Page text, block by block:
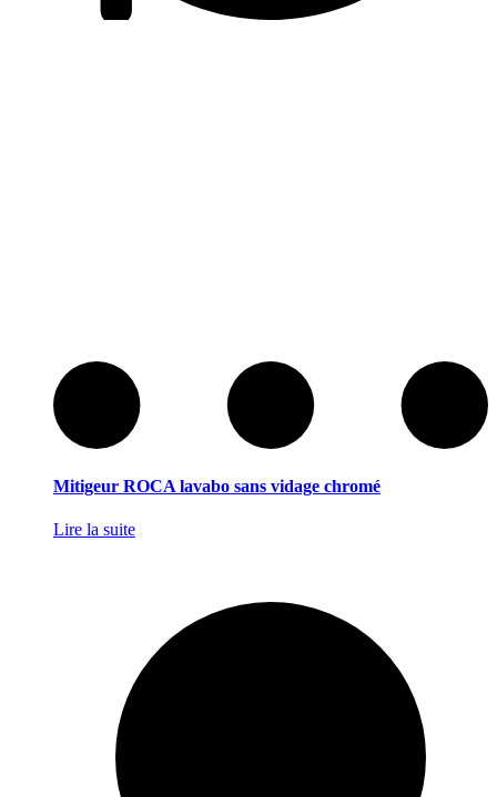
Mitigeur ROCA lavabo sans vidage chromé
Lire la suite